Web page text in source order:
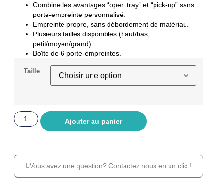
Combine les avantages “open tray” et “pick-up” sans
porte-empreinte personnalisé.
Empreinte propre, sans débordement de matériau.
Plusieurs tailles disponibles (haut/bas,
petit/moyen/grand).
Boîte de 6 porte-empreintes.
Taille
Ajouter au panier
Vous avez une question? Contactez nous en un clic !